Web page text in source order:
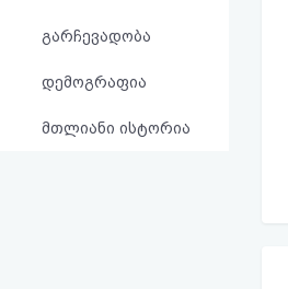
გარჩევადობა
დემოგრაფია
მთლიანი ისტორია